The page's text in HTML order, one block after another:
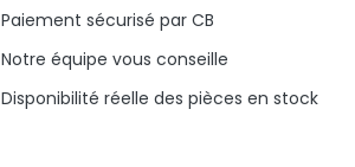
Paiement sécurisé par CB
Notre équipe vous conseille
Disponibilité réelle des pièces en stock